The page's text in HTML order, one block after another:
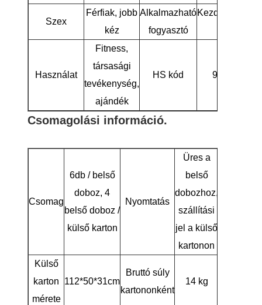
Szex
Férfiak, jobb
kéz
Alkalmazható
fogyasztó
Kezdő/
Használat
Fitness,
társasági
tevékenység,
ajándék
HS kód
Csomagolási információ.
Csomag
6db / belső
doboz, 4
belső doboz /
külső karton
Nyomtatás
Üres a
belső
dobozhoz,
szállítási
jel a külső
kartonon
Külső
karton
mérete
112*50*31cm
Bruttó súly
kartononként
14 kg